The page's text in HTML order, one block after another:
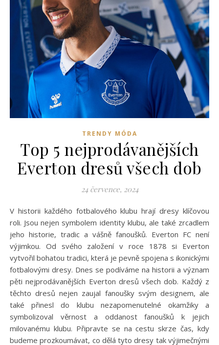
TRENDY MÓDA
Top 5 nejprodávanějších
Everton dresů všech dob
24 července, 2024
V historii každého fotbalového klubu hrají dresy klíčovou
roli. Jsou nejen symbolem identity klubu, ale také zrcadlem
jeho historie, tradic a vášně fanoušků. Everton FC není
výjimkou. Od svého založení v roce 1878 si Everton
vytvořil bohatou tradici, která je pevně spojena s ikonickými
fotbalovými dresy. Dnes se podíváme na historii a význam
pěti nejprodávanějších Everton dresů všech dob. Každý z
těchto dresů nejen zaujal fanoušky svým designem, ale
také přinesl do klubu nezapomenutelné okamžiky a
symbolizoval věrnost a oddanost fanoušků k jejich
milovanému klubu. Připravte se na cestu skrze čas, kdy
budeme prozkoumávat, co dělá tyto dresy tak výjimečnými